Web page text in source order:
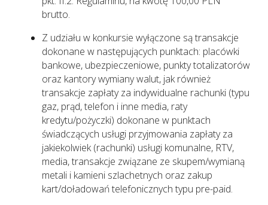
brutto.
Z udziału w konkursie wyłączone są transakcje
dokonane w następujących punktach: placówki
bankowe, ubezpieczeniowe, punkty totalizatorów
oraz kantory wymiany walut, jak również
transakcje zapłaty za indywidualne rachunki (typu
gaz, prąd, telefon i inne media, raty
kredytu/pożyczki) dokonane w punktach
świadczących usługi przyjmowania zapłaty za
jakiekolwiek (rachunki) usługi komunalne, RTV,
media, transakcje związane ze skupem/wymianą
metali i kamieni szlachetnych oraz zakup
kart/doładowań telefonicznych typu pre-paid.